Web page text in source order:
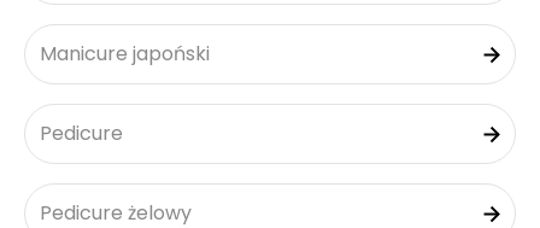
Manicure japoński
Pedicure
Pedicure żelowy